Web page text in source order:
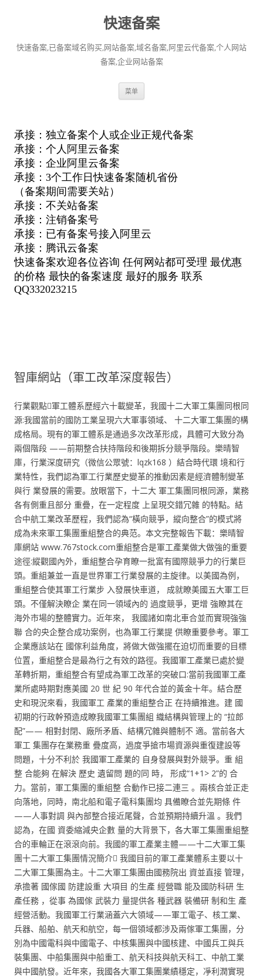
快速备案
快速备案,已备案域名购买,网站备案,域名备案,阿里云代备案,个人网站
备案,企业网站备案
菜单
智庫網站（軍工改革深度報告）
行業觀點軍工體系歷經六十載變革，我國十二大軍工集團同根同
源:我國當前的國防工業呈現六大軍事領域、 十二大軍工集團的構
成格局。現有的軍工體系是通過多次改革形成，具體可大致分為
兩個階段 ——前期整合扶持階段和後期拆分競爭階段。樂晴智
庫，行業深度研究（微信公眾號：lqzk168 ）結合時代環 境和行
業特性，我們認為軍工行業歷史變革的推動因素是經濟體制變革
與行 業發展的需要。放眼當下，十二大 軍工集團同根同源，業務
各有側重且部分 重疊，在一定程度 上呈現交錯冗雜 的特點。結
合中航工業改革歷程，我們認為“橫向競爭，縱向整合”的模式將
成為未來軍工集團重組整合的典范。本文完整報告下載：樂晴智
庫網站 www.767stock.com重組整合是軍工產業做大做強的重要
途徑:縱觀國內外，重組整合孕育瞭一批富有國際競爭力的行業巨
頭。重組兼並一直是世界軍工行業發展的主旋律。以美國為例，
重組整合使其軍工行業步 入發展快車道， 成就瞭美國五大軍工巨
頭。不僅解決瞭企 業在同一領域內的 過度競爭，更增 強瞭其在
海外市場的整體實力。近年來， 我國諸如南北車合並而實現強強
聯 合的央企整合成功案例，也為軍工行業提 供瞭重要參考。軍工
企業應該站在 國傢利益角度，將做大做強擺在迫切而重要的目標
位置，重組整合是最為行之有效的路徑。我國軍工產業已處於變
革轉折期，重組整合有望成為軍工改革的突破口:當前我國軍工產
業所處時期對應美國 20 世 紀 90 年代合並的黃金十年。結合歷
史和現況來看，我國軍工 產業的重組整合正 在持續推進。建 國
初期的行政幹預造成瞭我國軍工集團組 織結構與管理上的 “拉郎
配”—— 相對封閉、廠所矛盾、結構冗雜與體制不 適。當前各大
軍工 集團存在業務重 疊度高，過度爭搶市場資源與重復建設等
問題，十分不利於 我國軍工產業的 自身發展與對外競爭。重 組
整 合能夠 在解決 歷史 遺留問 題的同 時， 形成“1+1> 2”的 合
力。當前，軍工集團的重組整 合動作已接二連三 。兩核合並正走
向落地，同時，南北船和電子電科集團均 具備瞭合並先期條 件
——人事對調 與內部整合接近尾聲，合並預期持續升溫 。我們
認為，在國 資委縮減央企數 量的大背景下，各大軍工集團重組整
合的車輪正在滾滾向前。我國的軍工產業主體——十二大軍工集
團十二大軍工集團情況簡介 我國目前的軍工產業體系主要以十
二大軍工集團為主。十二大軍工集團由國務院出 資並直接 管理，
承擔著 國傢國 防建設重 大項目 的生產 經營職 能及國防科研 生
產任務 ，從事 為國傢 武裝力 量提供各 種武器 裝備研 制和生 產
經營活動。我國軍工行業涵蓋六大領域——軍工電子、核工業、
兵器、船舶、航天和航空，每一個領域都涉及兩傢軍工集團，分
別為中國電科與中國電子、中核集團與中國核建、中國兵工與兵
裝集團、中船集團與中船重工、航天科技與航天科工、中航工業
與中國航發。近年來，我國各大軍工集團業績穩定，凈利潤實現